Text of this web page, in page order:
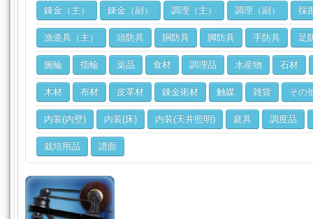
錬金（主） 錬金（副） 調理（主） 調理（副） 採
漁道具（主） 頭防具 胴防具 脚防具 手防具 足
腕輪 指輪 薬品 食材 調理品 水産物 石材
木材 布材 皮革材 錬金術材 触媒 雑貨 その
内装(内壁) 内装(床) 内装(天井照明) 庭具 調度品
栽培用品 譜面